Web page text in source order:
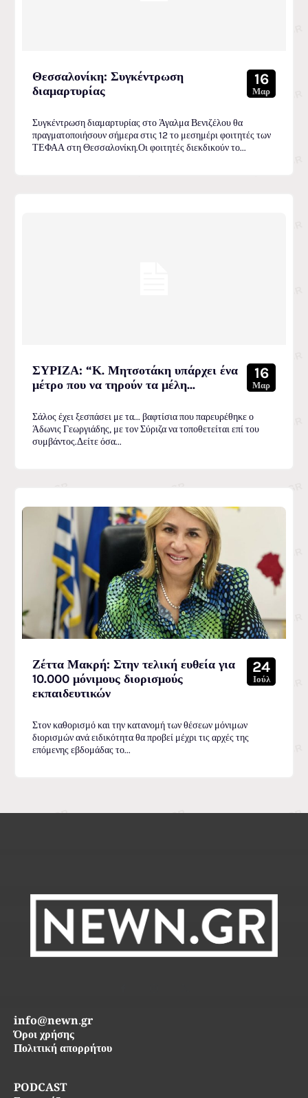
Θεσσαλονίκη: Συγκέντρωση
διαμαρτυρίας
16
Μαρ
Συγκέντρωση διαμαρτυρίας στο Άγαλμα Βενιζέλου θα
πραγματοποιήσουν σήμερα στις 12 το μεσημέρι φοιτητές των
ΤΕΦΑΑ στη Θεσσαλονίκη.Οι φοιτητές διεκδικούν το...
ΣΥΡΙΖΑ: “Κ. Μητσοτάκη υπάρχει ένα
μέτρο που να τηρούν τα μέλη...
16
Μαρ
Σάλος έχει ξεσπάσει με τα... βαφτίσια που παρευρέθηκε ο
Άδωνις Γεωργιάδης, με τον Σύριζα να τοποθετείται επί του
συμβάντος.Δείτε όσα...
Ζέττα Μακρή: Στην τελική ευθεία για
10.000 μόνιμους διορισμούς
εκπαιδευτικών
24
Ιούλ
Στον καθορισμό και την κατανομή των θέσεων μόνιμων
διορισμών ανά ειδικότητα θα προβεί μέχρι τις αρχές της
επόμενης εβδομάδας το...
PODCAST
info@newn.gr
Όροι χρήσης
Πολιτική απορρήτου